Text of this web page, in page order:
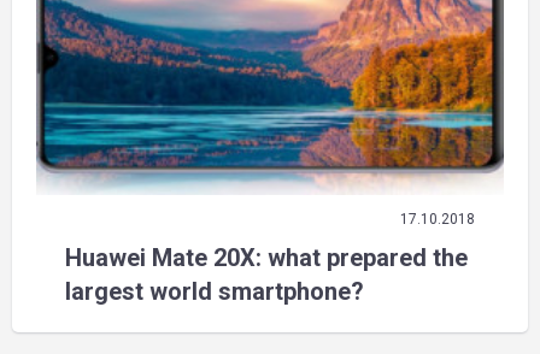
17.10.2018
Huawei Mate 20X: what prepared the
largest world smartphone?